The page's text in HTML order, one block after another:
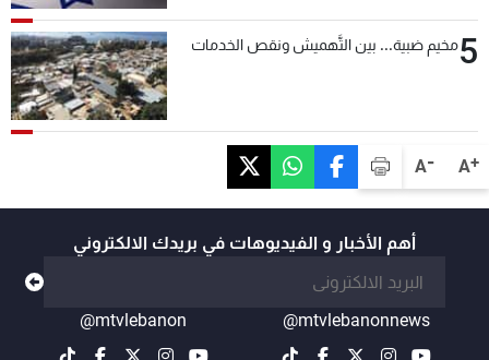
A+
A-
5مخيم ضبية... بين التَّهميش ونقص الخدمات
أهم الأخبار و الفيديوهات في بريدك الالكتروني
@mtvlebanonnews
@mtvlebanon